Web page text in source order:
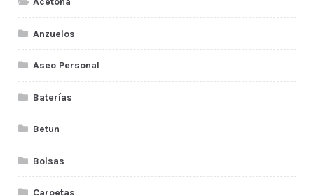
Anzuelos
Aseo Personal
Baterías
Betun
Bolsas
Carpetas